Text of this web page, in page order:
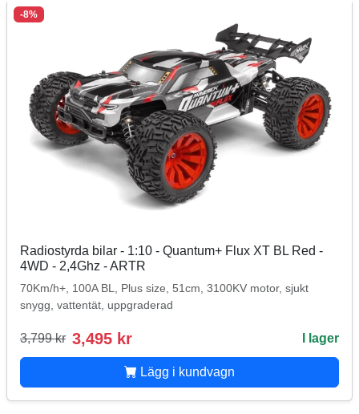
-8%
Radiostyrda bilar - 1:10 - Quantum+ Flux XT BL Red -
4WD - 2,4Ghz - ARTR
70Km/h+, 100A BL, Plus size, 51cm, 3100KV motor, sjukt
snygg, vattentät, uppgraderad
3,799 kr 3,495 kr I lager
Lägg i kundvagn